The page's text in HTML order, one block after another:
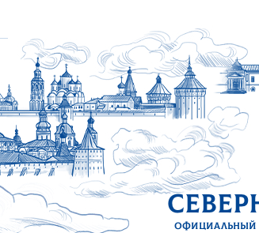
Официальный